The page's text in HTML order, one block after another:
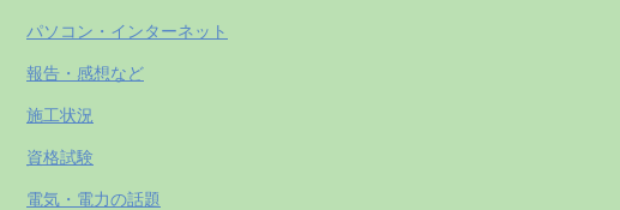
パソコン・インターネット
報告・感想など
施工状況
資格試験
電気・電力の話題